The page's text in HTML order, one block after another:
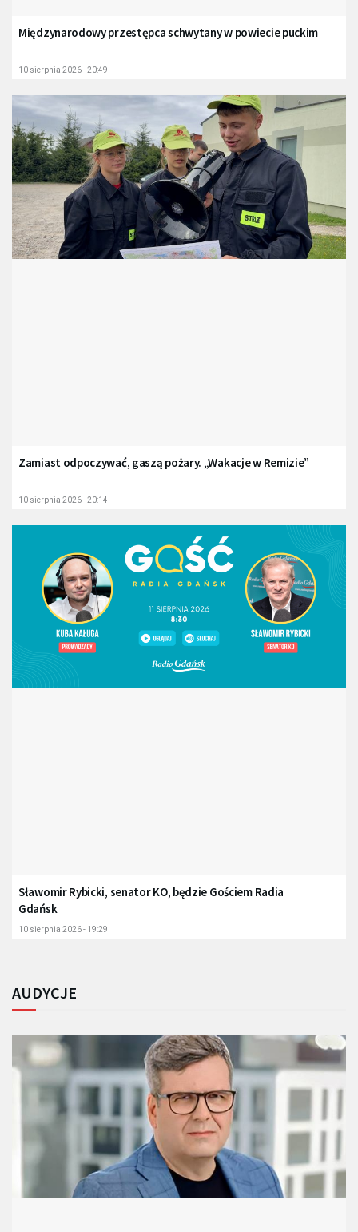
Międzynarodowy przestępca schwytany w powiecie puckim
10 sierpnia 2026 - 20:49
Zamiast odpoczywać, gaszą pożary. „Wakacje w Remizie”
10 sierpnia 2026 - 20:14
Sławomir Rybicki, senator KO, będzie Gościem Radia
Gdańsk
10 sierpnia 2026 - 19:29
AUDYCJE